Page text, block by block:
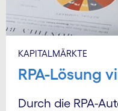
KAPITALMÄRKTE
RPA-Lösung
Durch die RPA-